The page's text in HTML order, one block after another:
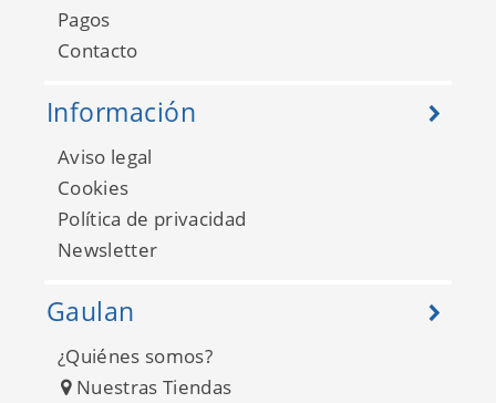
Pagos
Contacto
Información
Aviso legal
Cookies
Política de privacidad
Newsletter
Gaulan
¿Quiénes somos?
Nuestras Tiendas